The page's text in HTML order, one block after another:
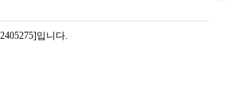
입니다.